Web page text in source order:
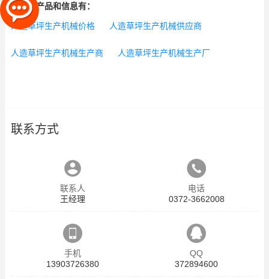
相关的产品和信息有：
人造草坪生产机械价格 人造草坪生产机械供应商
人造草坪生产机械生产商 人造草坪生产机械生产厂
联系方式
联系人
王经理
电话
0372-3662008
手机
13903726380
QQ
372894600